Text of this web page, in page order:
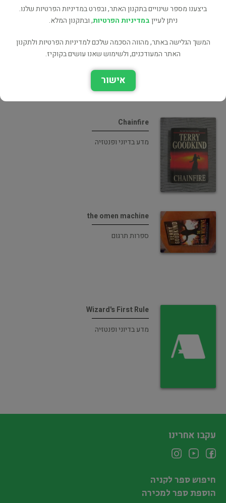
ספרים נוספים מאת Terry Goodkind
מדע בדיוני ופנטזיה
Chainfire
מדע בדיוני ופנטזיה
the omen machine
ספרות תרגום
Wizard's First Rule
מדע בדיוני ופנטזיה
ביצענו מספר שינויים בתקנון האתר, ובפרט במדיניות הפרטיות שלנו.
ניתן לעייןבמדיניות הפרטיות, ובתקנון המלא.
המשך הגלישה באתר, מהווה הסכמה שלכם למדיניות הפרטיות ולתקנון
האתר המעודכנים, ולשימוש שאנו עושים בקוקיז.
אישור
עקבו אחרינו
חיפוש ספר לקניה
הוספת ספר למכירה